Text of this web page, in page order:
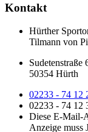
Kontakt
Hürther
Tilmann von
Sudetenstraße
50354 Hürth
02233 - 74 12
02233 - 74 12
Diese E-Mail-
Anzeige muss